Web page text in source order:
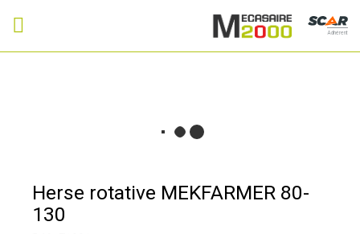
Adhérent
Herse rotative MEKFARMER 80-
130